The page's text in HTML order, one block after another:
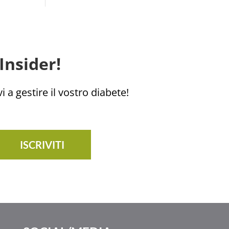
a gestire il vostro diabete!
ISCRIVITI